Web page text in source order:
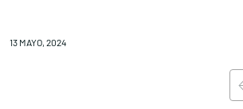
13 MAYO, 2024